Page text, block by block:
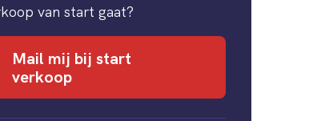
van start gaat?
Mail mij bij start
verkoop